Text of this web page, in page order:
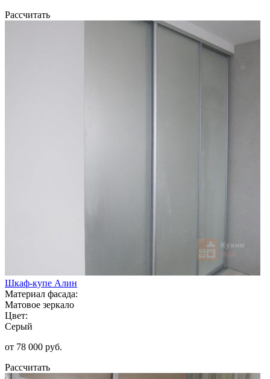
Рассчитать
Шкаф-купе Алин
Материал фасада:
Матовое зеркало
Цвет:
Серый
от 78 000 руб.
Рассчитать